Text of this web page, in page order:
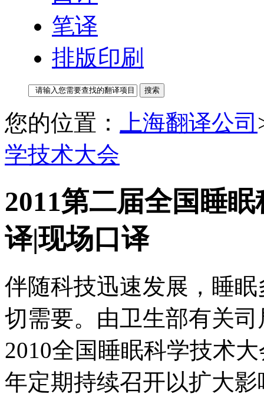
笔译
排版印刷
您的位置： 上海翻译公司
学技术大会
2011第二届全国睡
译|现场口译
伴随科技迅速发展，睡
切需要。由卫生部有关
2010全国睡眠科学技术
年定期持续召开以扩大